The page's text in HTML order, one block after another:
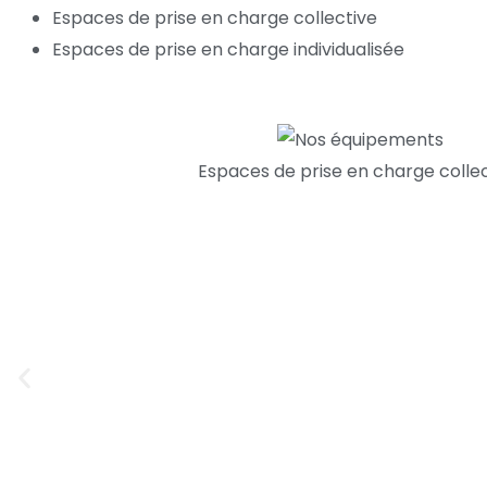
Espaces de prise en charge collective
Espaces de prise en charge individualisée
Espaces de prise en charge